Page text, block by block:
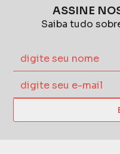
ASSINE
Saiba tudo